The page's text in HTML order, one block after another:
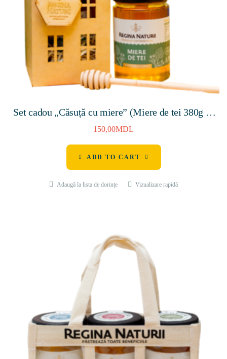
Set cadou „Căsuță cu miere” (Miere de tei 380g &
Linguriță din lemn pentru miere H-160mm)
150,00MDL
ADD TO CART
Adaugă la lista de dorințe Vizualizare rapidă